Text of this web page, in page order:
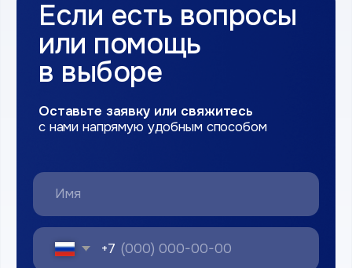
конфиденциальности и
персональных данных
Оставить зяавку
Наши контакты
8 800 100 88 65